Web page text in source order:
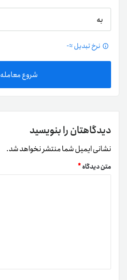
به
نرخ تبدیل ≈-
شروع معامله
دیدگاهتان را بنویسید
نشانی ایمیل شما منتشر نخواهد شد.
متن دیدگاه*